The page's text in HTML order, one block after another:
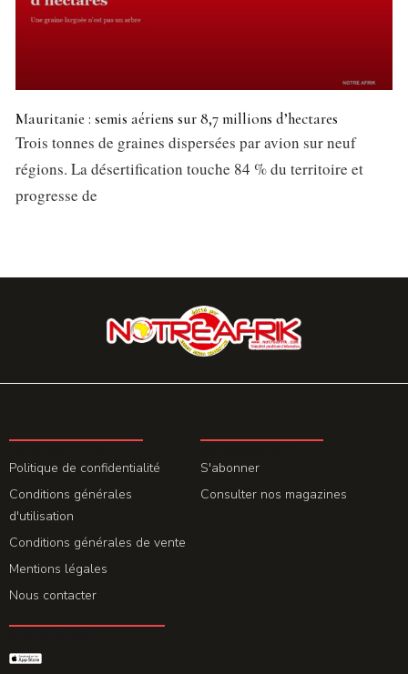
Mauritanie : semis aériens sur 8,7 millions d’hectares
Trois tonnes de graines dispersées par avion sur neuf
régions. La désertification touche 84 % du territoire et
progresse de
Politique de confidentialité
Conditions générales
d'utilisation
Conditions générales de vente
Mentions légales
Nous contacter
S'abonner
Consulter nos magazines